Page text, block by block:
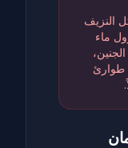
النزيف
ماء
طوارئ